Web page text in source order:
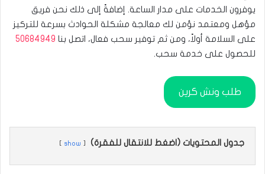
يوفرون الخدمات على مدار الساعة. إضافةً إلى ذلك نحن فريق
مؤهل ومعتمد نؤمن لك معالجة مشكلة الحوادث بسرعة للتركيز
على السلامة أولاً، ومن ثم توفير سحب فعال، اتصل بنا 50684949
للحصول على خدمة سحب.
طلب ونش كرين
جدول المحتويات (اضغط للانتقال للفقرة) show